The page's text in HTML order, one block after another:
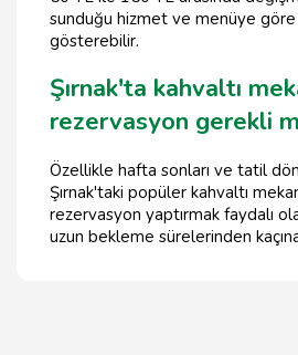
sunduğu hizmet ve menüye göre
gösterebilir.
Şırnak'ta kahvaltı
rezervasyon gerekli
Özellikle hafta sonları ve tatil
Şırnak'taki popüler kahvaltı
rezervasyon yaptırmak faydalı
uzun bekleme sürelerinden